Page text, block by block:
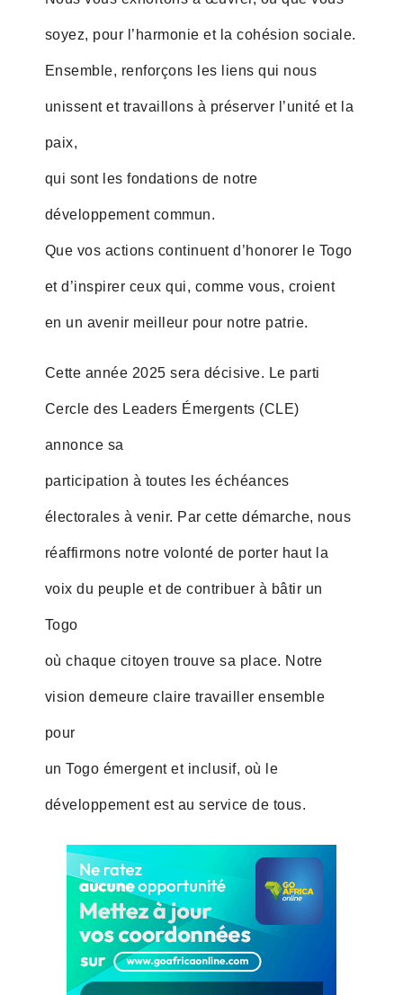
soyez, pour l’harmonie et la cohésion sociale.
Ensemble, renforçons les liens qui nous
unissent et travaillons à préserver l’unité et la
paix,
qui sont les fondations de notre
développement commun.
Que vos actions continuent d’honorer le Togo
et d’inspirer ceux qui, comme vous, croient
en un avenir meilleur pour notre patrie.
Cette année 2025 sera décisive. Le parti
Cercle des Leaders Émergents (CLE)
annonce sa
participation à toutes les échéances
électorales à venir. Par cette démarche, nous
réaffirmons notre volonté de porter haut la
voix du peuple et de contribuer à bâtir un
Togo
où chaque citoyen trouve sa place. Notre
vision demeure claire travailler ensemble
pour
un Togo émergent et inclusif, où le
développement est au service de tous.